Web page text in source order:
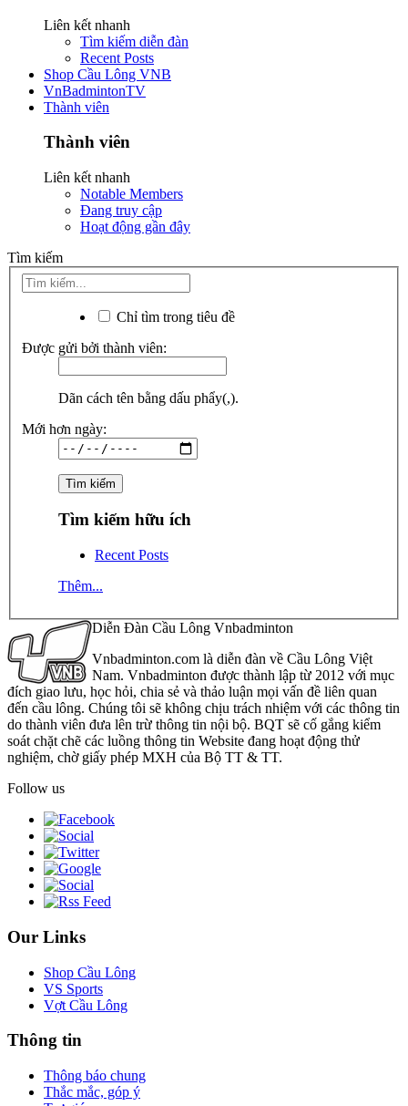
Liên kết nhanh
Tìm kiếm diễn đàn
Recent Posts
Shop Cầu Lông VNB
VnBadmintonTV
Thành viên
Thành viên
Liên kết nhanh
Notable Members
Đang truy cập
Hoạt động gần đây
Tìm kiếm
Chỉ tìm trong tiêu đề
Được gửi bởi thành viên:
Dãn cách tên bằng dấu phẩy(,).
Mới hơn ngày:
Tìm kiếm hữu ích
Recent Posts
Thêm...
Diễn Đàn Cầu Lông Vnbadminton
Vnbadminton.com là diễn đàn về Cầu Lông Việt
Nam. Vnbadminton được thành lập từ 2012 với mục
đích giao lưu, học hỏi, chia sẻ và thảo luận mọi vấn đề liên quan
đến cầu lông. Chúng tôi sẽ không chịu trách nhiệm với các thông tin
do thành viên đưa lên trừ thông tin nội bộ. BQT sẽ cố gắng kiểm
soát chặt chẽ các luồng thông tin Website đang hoạt động thử
nghiệm, chờ giấy phép MXH của Bộ TT & TT.
Follow us
Our Links
Shop Cầu Lông
VS Sports
Vợt Cầu Lông
Thông tin
Thông báo chung
Thắc mắc, góp ý